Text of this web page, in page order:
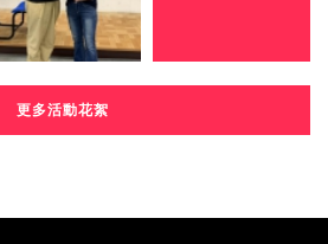
更多活動花絮